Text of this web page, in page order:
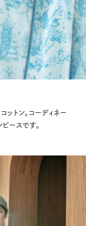
トン。コーディネー
ースです。